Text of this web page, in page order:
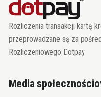
Rozliczenia transakcji kartą
przeprowadzane są za
Rozliczeniowego Dotpay
Media